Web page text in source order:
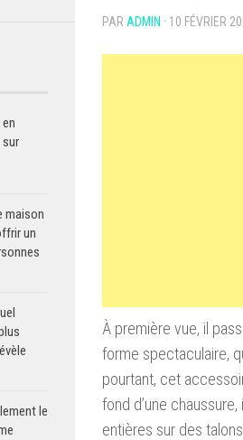
PAR ADMIN · 10 FÉVRIER
À première vue, il
forme spectaculaire,
pourtant, cet
fond d’une
entières sur des
maison
un
le